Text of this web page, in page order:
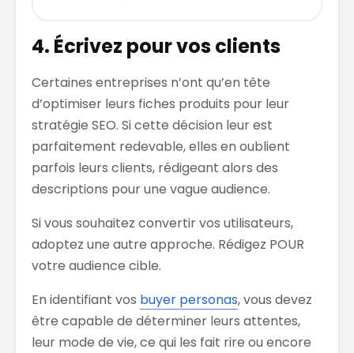
4. Écrivez pour vos clients
Certaines entreprises n’ont qu’en tête
d’optimiser leurs fiches produits pour leur
stratégie SEO. Si cette décision leur est
parfaitement redevable, elles en oublient
parfois leurs clients, rédigeant alors des
descriptions pour une vague audience.
Si vous souhaitez convertir vos utilisateurs,
adoptez une autre approche. Rédigez POUR
votre audience cible.
En identifiant vos buyer personas, vous devez
être capable de déterminer leurs attentes,
leur mode de vie, ce qui les fait rire ou encore